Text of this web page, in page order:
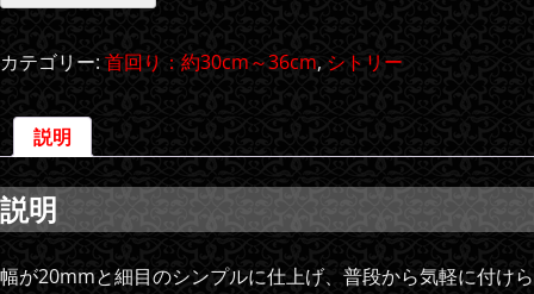
ト
ー
個
カテゴリー: 首回り：約30cm～36cm, シトリー
説明
説明
幅が20mmと細目のシンプルに仕上げ、普段から気軽に付けら